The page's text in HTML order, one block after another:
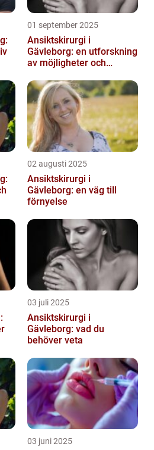
01 september 2025
Ansiktskirurgi i
Gävleborg: en utforskning
av möjligheter och
02 augusti 2025
Ansiktskirurgi i
Gävleborg: en väg till
förnyelse
03 juli 2025
Ansiktskirurgi i
Gävleborg: vad du
behöver veta
03 juni 2025